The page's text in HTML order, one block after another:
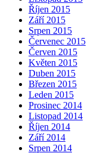
Říjen 2015
Září 2015
Srpen 2015
Červenec 2015
Červen 2015
Květen 2015
Duben 2015
Březen 2015
Leden 2015
Prosinec 2014
Listopad 2014
Říjen 2014
Září 2014
Srpen 2014